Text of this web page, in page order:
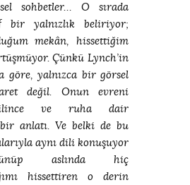
sohbetler… O sırada
bir yalnızlık beliriyor;
mekân, hissettiğim
Çünkü Lynch’in
göre, yalnızca bir görsel
değil. Onun evreni
ve ruha dair
anlatı. Ve belki de bu
aynı dili konuşuyor
aslında hiç
hissettiren o derin